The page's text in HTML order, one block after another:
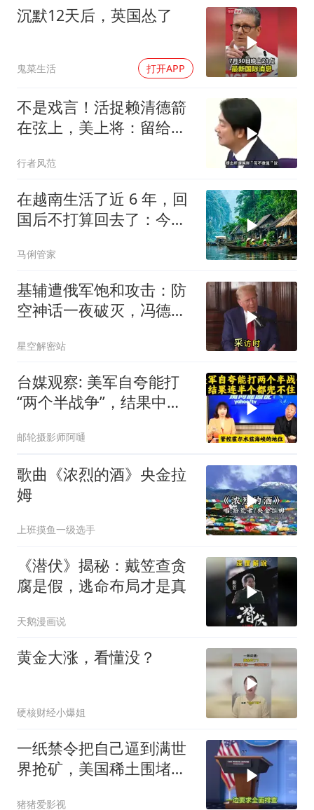
沉默12天后，英国怂了
鬼菜生活 打开APP
不是戏言！活捉赖清德箭
在弦上，美上将：留给他
行者风范
在越南生活了近 6 年，回
国后不打算回去了：今天
马俐管家
基辅遭俄军饱和攻击：防
空神话一夜破灭，冯德莱
了急
星空解密站
台媒观察: 美军自夸能打
“两个半战争”，结果中东
邮轮摄影师阿嗵
歌曲《浓烈的酒》央金拉
姆
上班摸鱼一级选手
《潜伏》揭秘：戴笠查贪
腐是假，逃命布局才是真
天鹅漫画说
黄金大涨，看懂没？
硬核财经小爆姐
一纸禁令把自己逼到满世
界抢矿，美国稀土围堵成
猪猪爱影视